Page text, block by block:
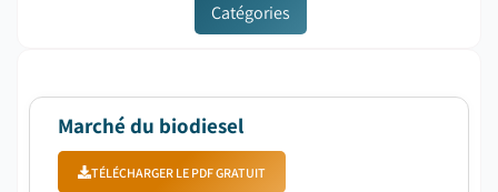
Catégories
Marché du biodiesel
TÉLÉCHARGER LE PDF GRATUIT